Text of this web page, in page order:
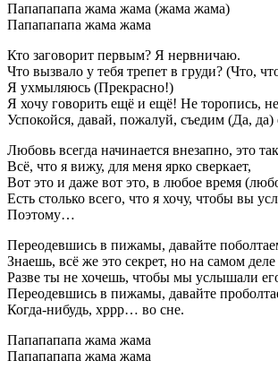
Папапапапа жама жама (жама жама)
Папапапапа жама жама
Кто заговорит первым? Я нервничаю.
Что вызвало у тебя трепет в груди? (Что,
Я ухмыляюсь (Прекрасно!)
Я хочу говорить ещё и ещё! Не торопись,
Успокойся, давай, пожалуй, съедим (Да, да)
Любовь всегда начинается внезапно, это
Всё, что я вижу, для меня ярко сверкает,
Вот это и даже вот это, в любое время
Есть столько всего, что я хочу, чтобы вы
Поэтому…
Переодевшись в пижамы, давайте
Знаешь, всё же это секрет, но на самом деле
Разве ты не хочешь, чтобы мы услышали
Переодевшись в пижамы, давайте
Когда-нибудь, хррр… во сне.
Папапапапа жама жама
Папапапапа жама жама